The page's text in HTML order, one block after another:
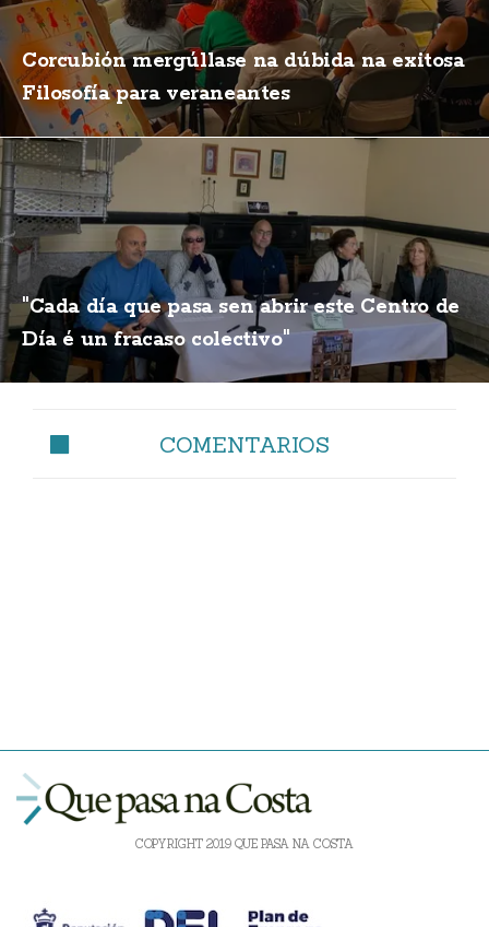
Corcubión mergúllase na dúbida na exitosa
Filosofía para veraneantes
"Cada día que pasa sen abrir este Centro de
Día é un fracaso colectivo"
COMENTARIOS
COPYRIGHT 2019 QUE PASA NA COSTA